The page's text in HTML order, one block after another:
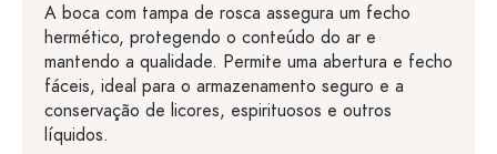
A boca com tampa de rosca assegura um fecho
hermético, protegendo o conteúdo do ar e
mantendo a qualidade. Permite uma abertura e fecho
fáceis, ideal para o armazenamento seguro e a
conservação de licores, espirituosos e outros
líquidos.